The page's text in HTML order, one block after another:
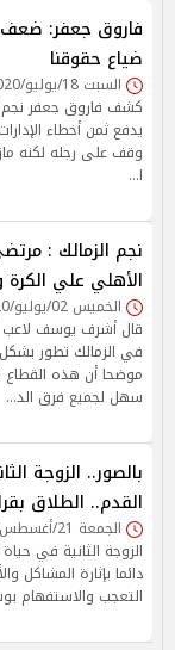
فاروق جعفر: ضعف
ضياع حقوقنا
السبت 18/يوليو/2020 - 01:12 ص
كشف فاروق جعفر نجم
يدفع ثمن أخطاء
وقف على رجله لكنه
ا…
نجم الزمالك :
الأهلي علي الكرة
الخميس 02/يوليو/2020 - 12:31 ص
قال أشرف يوسف لاعب
في الزمالك تطور
موضحا أن هذه
سهل لجميع فرق الد…
بالصور.. الزوجة
القدم.. الطلاق
الجمعة 21/أغسطس/2015 - 02:08 م
الزوجة الثانية في
دائما بإثارة المشاكل
التعجب والاستفهام